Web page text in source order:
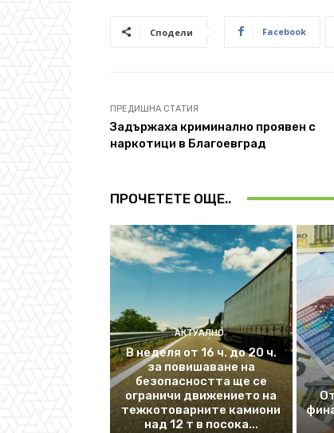
Сподели Facebook
ПРЕДИШНА СТАТИЯ
Задържаха криминално проявен с
наркотици в Благоевград
ПРОЧЕТЕТЕ ОЩЕ..
АКТУАЛНО
В неделя от 16 ч. до 20 ч.
за повишаване на
безопасността ще се
ограничи движението на
тежкотоварните камиони
над 12 т в посока...